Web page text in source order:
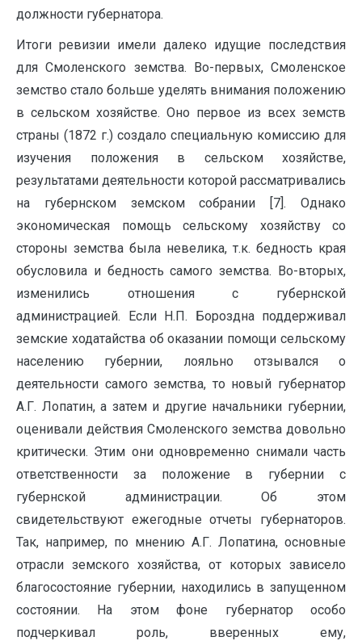
должности губернатора.
Итоги ревизии имели далеко идущие последствия
для Смоленского земства. Во-первых, Смоленское
земство стало больше уделять внимания положению
в сельском хозяйстве. Оно первое из всех земств
страны (1872 г.) создало специальную комиссию для
изучения положения в сельском хозяйстве,
результатами деятельности которой рассматривались
на губернском земском собрании [7]. Однако
экономическая помощь сельскому хозяйству со
стороны земства была невелика, т.к. бедность края
обусловила и бедность самого земства. Во-вторых,
изменились отношения с губернской
администрацией. Если Н.П. Бороздна поддерживал
земские ходатайства об оказании помощи сельскому
населению губернии, лояльно отзывался о
деятельности самого земства, то новый губернатор
А.Г. Лопатин, а затем и другие начальники губернии,
оценивали действия Смоленского земства довольно
критически. Этим они одновременно снимали часть
ответственности за положение в губернии с
губернской администрации. Об этом
свидетельствуют ежегодные отчеты губернаторов.
Так, например, по мнению А.Г. Лопатина, основные
отрасли земского хозяйства, от которых зависело
благосостояние губернии, находились в запущенном
состоянии. На этом фоне губернатор особо
подчеркивал роль, вверенных ему,